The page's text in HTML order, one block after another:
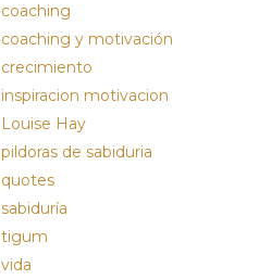
coaching
coaching y motivación
crecimiento
inspiracion motivacion
Louise Hay
pildoras de sabiduria
quotes
sabiduría
tigum
vida